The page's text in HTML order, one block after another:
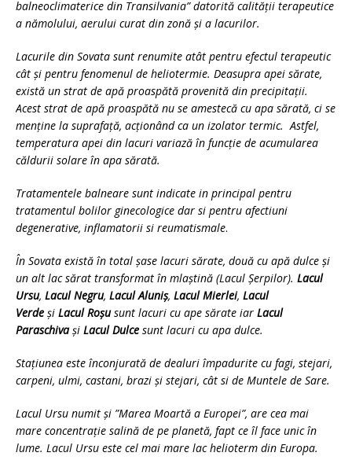
balneoclimaterice din Transilvania” datorită calităţii terapeutice
a nămolului, aerului curat din zonă şi a lacurilor.
Lacurile din Sovata sunt renumite atât pentru efectul terapeutic
cât și pentru fenomenul de heliotermie. Deasupra apei sărate,
există un strat de apă proaspătă provenită din precipitații.
Acest strat de apă proaspătă nu se amestecă cu apa sărată, ci se
menține la suprafață, acționând ca un izolator termic. Astfel,
temperatura apei din lacuri variază în funcție de acumularea
căldurii solare în apa sărată.
Tratamentele balneare sunt indicate in principal pentru
tratamentul bolilor ginecologice dar si pentru afectiuni
degenerative, inflamatorii si reumatismale.
În Sovata există în total şase lacuri sărate, două cu apă dulce și
un alt lac sărat transformat în mlaştină (Lacul Şerpilor). Lacul
Ursu, Lacul Negru, Lacul Aluniş, Lacul Mierlei, Lacul
Verde şi Lacul Roşusunt lacuri cu ape sărate iar Lacul
Paraschivași Lacul Dulce sunt lacuri cu apa dulce.
Stațiunea este înconjurată de dealuri împadurite cu fagi, stejari,
carpeni, ulmi, castani, brazi și stejari, cât si de Muntele de Sare.
Lacul Ursu numit și ”Marea Moartă a Europei”, are cea mai
mare concentrație salină de pe planetă, fapt ce îl face unic în
lume. Lacul Ursu este cel mai mare lac helioterm din Europa.